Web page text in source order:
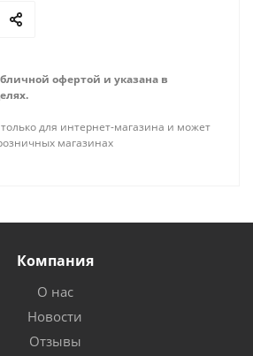
офертой и указана в
для интернет-магазина и может
магазинах
Компания
О нас
Новости
Отзывы